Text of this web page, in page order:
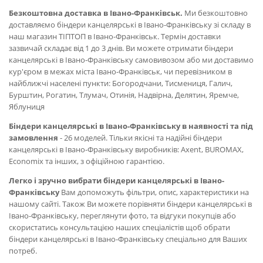
Безкоштовна доставка в Івано-Франківськ. Ми безкоштовно
доставляємо біндери канцелярські в Івано-Франківську зі складу в
наш магазин ТІПТОП в Івано-Франківськ. Термін доставки
зазвичай складає від 1 до 3 днів. Ви можете отримати біндери
канцелярські в Івано-Франківську самовивозом або ми доставимо
кур'єром в межах міста Івано-Франківськ, чи перевізником в
найближчі населені пункти: Богородчани, Тисмениця, Галич,
Бурштин, Рогатин, Тлумач, Отинія, Надвірна, Делятин, Яремче,
Яблуниця
Біндери канцелярські в Івано-Франківську в наявності та під
замовлення - 26 моделей. Тільки якісні та надійні біндери
канцелярські в Івано-Франківську виробників: Axent, BUROMAX,
Economix та інших, з офіційною гарантією.
Легко і зручно вибрати біндери канцелярські в Івано-
ФранківськуВам допоможуть фільтри, опис, характеристики на
нашому сайті. Також Ви можете порівняти біндери канцелярські в
Івано-Франківську, переглянути фото, та відгуки покупців або
скористатись консультацією наших спеціалістів щоб обрати
біндери канцелярські в Івано-Франківську спеціально для Ваших
потреб.